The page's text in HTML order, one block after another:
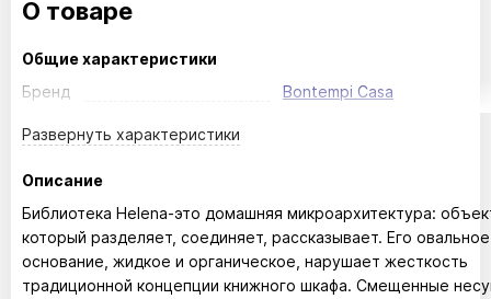
О товаре
Общие характеристики
Бренд
Bontempi Casa
Развернуть характеристики
Описание
Библиотека Helena-это домашняя микроархитектура:
который разделяет, соединяет, рассказывает. Его овальное
основание, жидкое и органическое, нарушает жесткость
традиционной концепции книжного шкафа. Смещенные